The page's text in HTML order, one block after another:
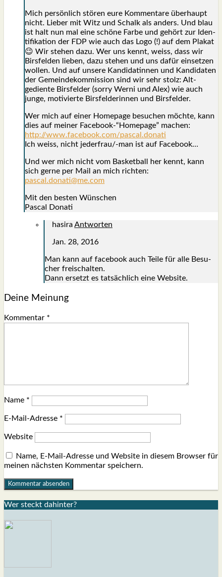
Mich per­sön­lich stö­ren eure Kom­men­ta­re über­haupt
nicht. Lie­ber mit Witz und Schalk als anders. Und blau
ist halt nun mal eine schö­ne Far­be und gehört zur Iden­
ti­fi­ka­ti­on der FDP wie auch das Logo (!) auf dem Pla­kat
😉 Wir ste­hen dazu. Wer uns kennt, weiss, dass wir
Birs­fel­den lie­ben, dazu ste­hen und uns dafür ein­set­zen
wol­len. Und auf unse­re Kan­di­da­tin­nen und Kan­di­da­ten
der Gemein­de­kom­mis­si­on sind wir sehr stolz: Alt-
gedien­te Birs­fel­der (sor­ry Wer­ni und Alex) wie auch
jun­ge, moti­vier­te Birs­fel­de­rin­nen und Birs­fel­der.
Wer mich auf einer Home­page besu­chen möch­te, kann
dies auf mei­ner Facebook-“Homepage” machen:
http://www.facebook.com/pascal.donati
Ich weiss, nicht jeder­frau/-man ist auf Face­book…
Und wer mich nicht vom Bas­ket­ball her kennt, kann
sich ger­ne per Mail an mich rich­ten:
pascal.donati@me.com
Mit den bes­ten Wün­schen
Pas­cal Dona­ti
hasira Antworten
Jan. 28, 2016
Man kann auf face­book auch Tei­le für alle Besu­
cher frei­schal­ten.
Dann ersetzt es tat­säch­lich eine Web­site.
Deine Meinung
Kommentar *
Name *
E-Mail-Adresse *
Website
Name, E-Mail-Adresse und Website in diesem Browser für
meinen nächsten Kommentar speichern.
Wer steckt dahin­ter?